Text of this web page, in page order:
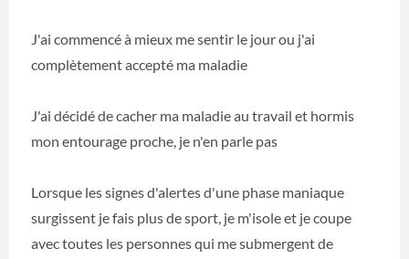
J'ai commencé à mieux me sentir le jour ou j'ai
complètement accepté ma maladie
J'ai décidé de cacher ma maladie au travail et hormis
mon entourage proche, je n'en parle pas
Lorsque les signes d'alertes d'une phase maniaque
surgissent je fais plus de sport, je m'isole et je coupe
avec toutes les personnes qui me submergent de